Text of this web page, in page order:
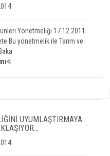
Yönetmeliği 17.12.2011
Bu yönetmelik ile Tarım ve
UYUMLAŞTIRMAYA